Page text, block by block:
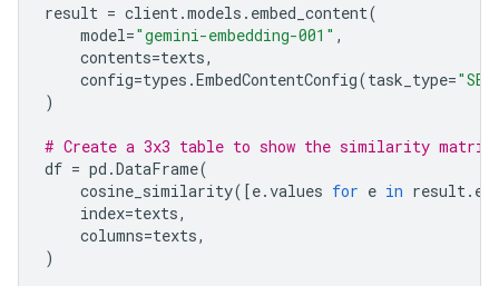
result = client.models . embed_content(
model="gemini-embedding-001" ,
contents=texts,
config=types .EmbedContentConfig(task_type=
)
# Create a 3x3 table to show the similarity matrix
df = pd .DataFrame(
cosine_similarity([e.values for e in result.
index=texts,
columns=texts,
)